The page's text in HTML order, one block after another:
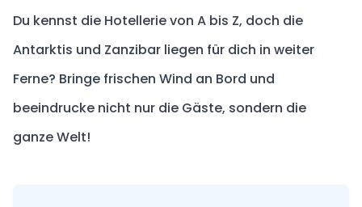
Du kennst die Hotellerie von A bis Z, doch die
Antarktis und Zanzibar liegen für dich in weiter
Ferne? Bringe frischen Wind an Bord und
beeindrucke nicht nur die Gäste, sondern die
ganze Welt!